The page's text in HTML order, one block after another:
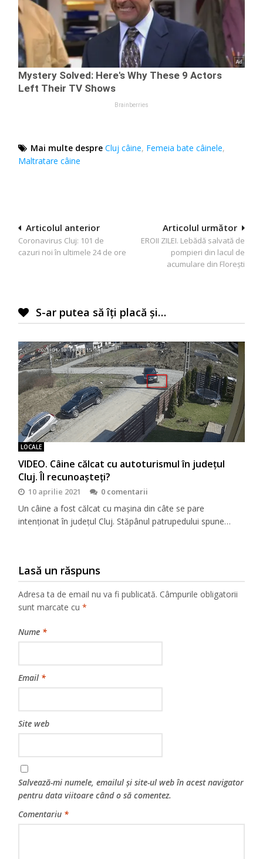
Mai multe despre Cluj câine, Femeia bate câinele,
Maltratare câine
Navigare
în
Articolul următor
EROII ZILEI. Lebădă salvată de
pompieri din lacul de
acumulare din Florești
Articolul anterior
Coronavirus Cluj: 101 de
cazuri noi în ultimele 24 de ore
S-ar putea să îți placă și…
LOCALE
VIDEO. Câine călcat cu autoturismul în județul
Cluj. Îl recunoașteți?
10 aprilie 2021 0 comentarii
Un câine a fost călcat cu mașina din câte se pare
intenționat în județul Cluj. Stăpânul patrupedului spune…
Lasă un răspuns
Adresa ta de email nu va fi publicată. Câmpurile obligatorii
sunt marcate cu*
Nume *
Email *
Site web
Salvează-mi numele, emailul și site-ul web în acest navigator
pentru data viitoare când o să comentez.
Comentariu *